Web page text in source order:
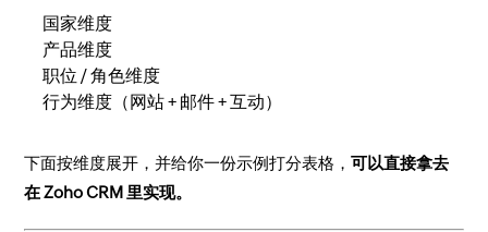
国家维度
产品维度
职位 / 角色维度
行为维度（网站 + 邮件 + 互动）
下面按维度展开，并给你一份示例打分表格，可以直接拿去
在 Zoho CRM 里实现。